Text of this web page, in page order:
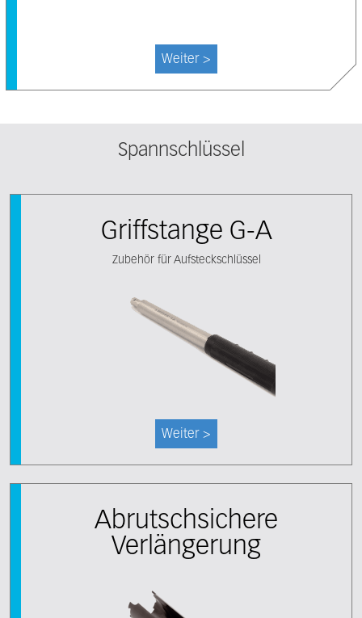
Weiter >
Spannschlüssel
Griffstange G-A
Zubehör für Aufsteckschlüssel
Weiter >
Abrutschsichere
Verlängerung